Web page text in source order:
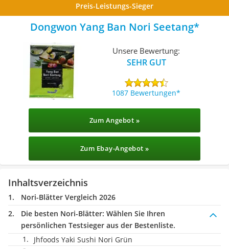
Preis-Leistungs-Sieger
Dongwon Yang Ban Nori Seetang
Unsere Bewertung:
SEHR GUT
1087 Bewertungen
Zum Angebot »
Zum Ebay-Angebot »
Inhaltsverzeichnis
Nori-Blätter Vergleich 2026
Die besten Nori-Blätter: Wählen Sie Ihren
persönlichen Testsieger aus der Bestenliste.
Jhfoods Yaki Sushi Nori Grün